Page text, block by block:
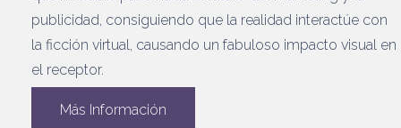
publicidad, consiguiendo que la realidad interactúe con
la ficción virtual, causando un fabuloso impacto visual en
el receptor.
Más Información